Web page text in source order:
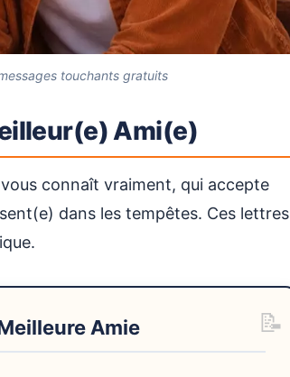
touchants gratuits
Ami(e)
connaît vraiment, qui accepte
dans les tempêtes. Ces lettres
Amie